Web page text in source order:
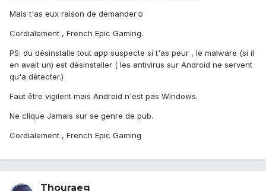
Mais t'as eux raison de demander☺
Cordialement , French Epic Gaming.
PS: du désinstalle tout app suspecte si t'as peur , le malware (si il
en avait un) est désinstaller ( les antivirus sur Android ne servent
qu'a détecter.)
Faut être vigilent mais Android n'est pas Windows.
Ne clique Jamais sur se genre de pub.
Cordialement , French Epic Gaming
Thouraeg